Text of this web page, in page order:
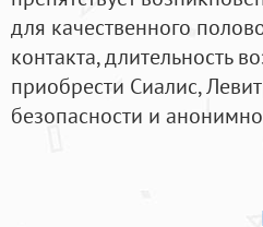
для качественного
контакта, длительность
приобрести Сиалис,
безопасности и